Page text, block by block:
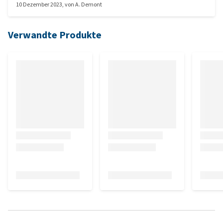
funktioniert auch besser und die Ruhephasen sind auch länger
10 Dezember 2023, vonA. Demont
Verwandte Produkte